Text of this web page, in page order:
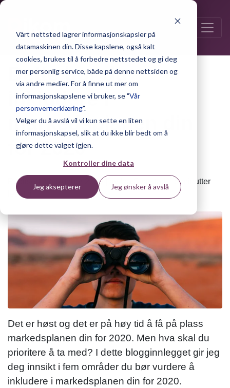
Vårt nettsted lagrer informasjonskapsler på
datamaskinen din. Disse kapslene, også kalt
cookies, brukes til å forbedre nettstedet og gi deg
mer personlig service, både på denne nettsiden og
via andre medier. For å finne ut mer om
informasjonskapslene vi bruker, se "Vår
personvernerklæring".
Velger du å avslå vil vi kun sette en liten
informasjonskapsel, slik at du ikke blir bedt om å
gjøre dette valget igjen.
Kontroller dine data
Jeg aksepterer Jeg ønsker å avslå
Dette bør du
inkludere i
markedsplanen din
for 2020
Publisert 22. oktober 2019 | av Ina Svarstad – 5 minutter
lesetid.
Det er høst og det er på høy tid å få på plass
markedsplanen din for 2020. Men hva skal du
prioritere å ta med? I dette blogginnlegget gir jeg
deg innsikt i fem områder du bør vurdere å
inkludere i markedsplanen din for 2020.